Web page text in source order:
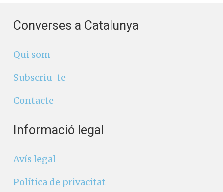
Converses a Catalunya
Qui som
Subscriu-te
Contacte
Informació legal
Avís legal
Política de privacitat